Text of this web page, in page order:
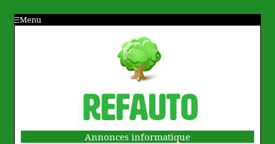
Menu
Annonces informatique